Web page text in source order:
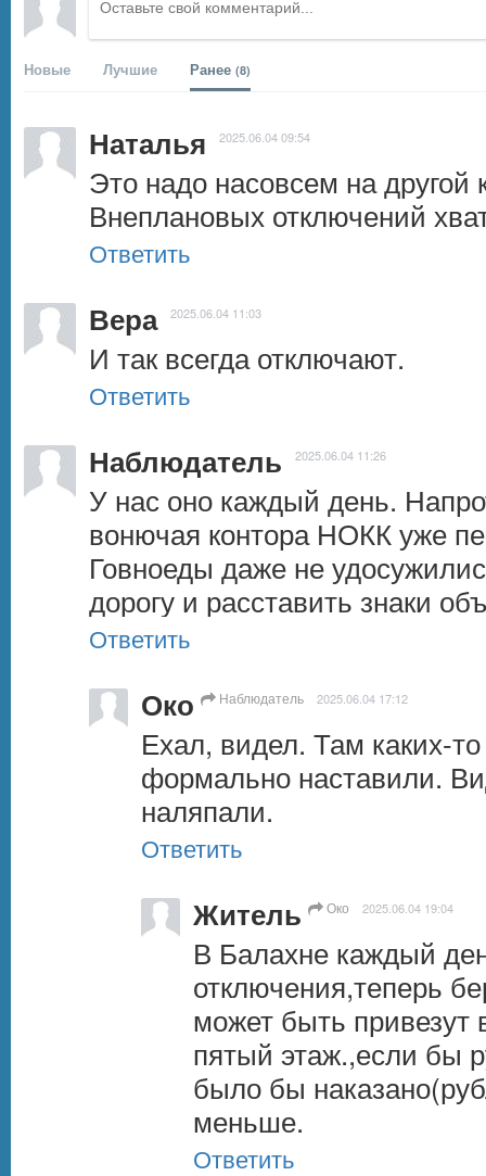
Новые Лучшие Ранее (8)
Наталья 2025.06.04 09:54
Это надо насовсем на другой
Внеплановых отключений
Ответить
Вера 2025.06.04 11:03
И так всегда отключают.
Ответить
Наблюдатель 2025.06.04 11:26
У нас оно каждый день.
вонючая контора НОКК уже
Говноеды даже не
дорогу и расставить знаки
Ответить
Око Наблюдатель 2025.06.04 17:12
Ехал, видел. Там каких-
формально наставили.
наляпали.
Ответить
Житель Око 2025.06.04 19:04
В Балахне каждый
отключения,теперь
может быть привезут
пятый этаж.,если бы
было бы
меньше.
Ответить